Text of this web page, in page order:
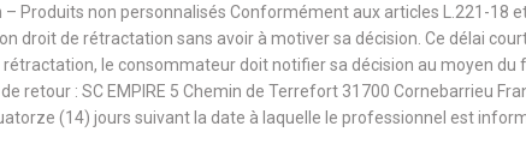
Produits non personnalisés Conformément aux articles L.221-18
droit de rétractation sans avoir à motiver sa décision. Ce délai
rétractation, le consommateur doit notifier sa décision au moyen
retour : SC EMPIRE 5 Chemin de Terrefort 31700 Cornebarrieu
(14) jours suivant la date à laquelle le professionnel est